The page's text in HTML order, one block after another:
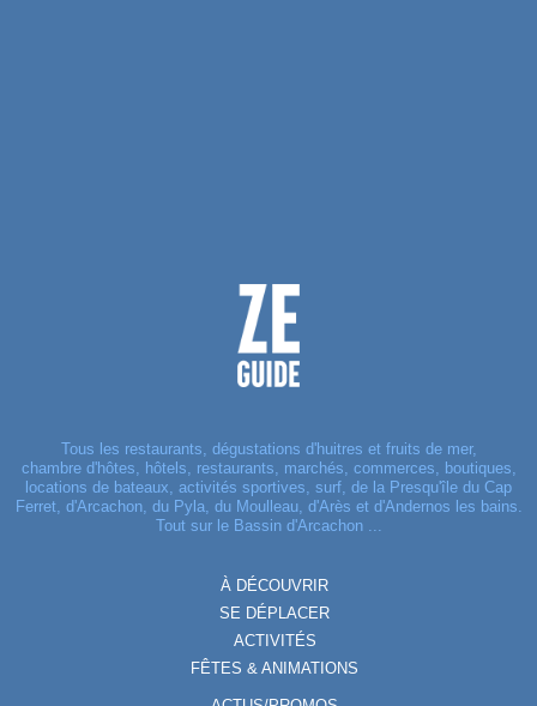
Tous les restaurants, dégustations d'huitres et fruits de mer,
chambre d'hôtes, hôtels, restaurants, marchés, commerces, boutiques,
locations de bateaux, activités sportives, surf, de la Presqu'île du Cap
Ferret, d'Arcachon, du Pyla, du Moulleau, d'Arès et d'Andernos les bains.
Tout sur le Bassin d'Arcachon ...
À DÉCOUVRIR
SE DÉPLACER
ACTIVITÉS
FÊTES & ANIMATIONS